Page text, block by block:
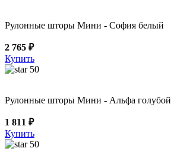
Рулонные шторы Мини - София белый
2 765 ₽
Купить
50
Рулонные шторы Мини - Альфа голубой
1 811 ₽
Купить
50